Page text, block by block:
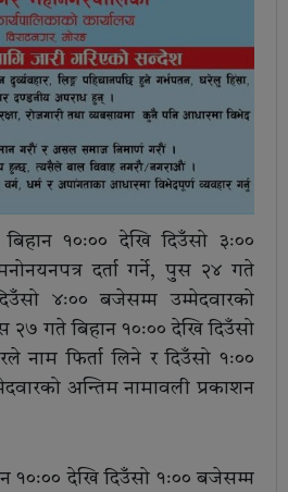
१०ः०० देखि दिउँसो ३ः००
दर्ता गर्ने, पुस २४ गते
४ः०० बजेसम्म उम्मेदवारको
२७ गते बिहान १०ः०० देखि दिउँसो
नाम फिर्ता लिने र दिउँसो १ः००
अन्तिम नामावली प्रकाशन
१०ः०० देखि दिउँसो १ः०० बजेसम्म